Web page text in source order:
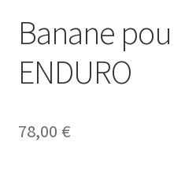
Banane
ENDURO
78,00 €